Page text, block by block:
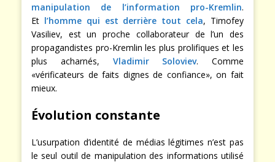
manipulation de l’information pro-Kremlin.
Et l’homme qui est derrière tout cela, Timofey
Vasiliev, est un proche collaborateur de l’un des
propagandistes pro-Kremlin les plus prolifiques et les
plus acharnés, Vladimir Soloviev. Comme
«vérificateurs de faits dignes de confiance», on fait
mieux.
Évolution constante
L’usurpation d’identité de médias légitimes n’est pas
le seul outil de manipulation des informations utilisé